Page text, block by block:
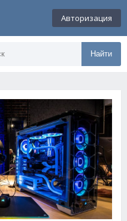
Авторизация
Найти